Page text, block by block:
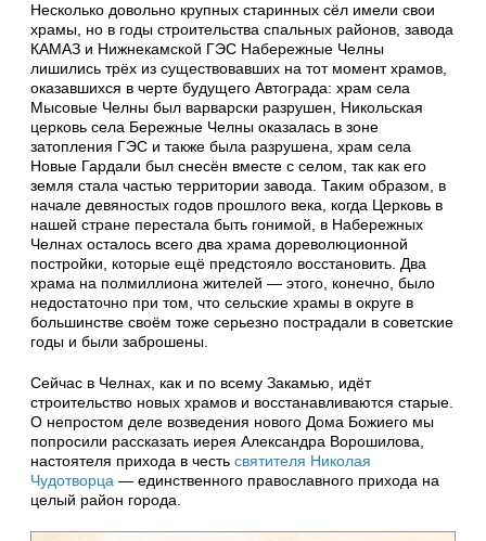
Несколько довольно крупных старинных сёл имели свои
храмы, но в годы строительства спальных районов, завода
КАМАЗ и Нижнекамской ГЭС Набережные Челны
лишились трёх из существовавших на тот момент храмов,
оказавшихся в черте будущего Автограда: храм села
Мысовые Челны был варварски разрушен, Никольская
церковь села Бережные Челны оказалась в зоне
затопления ГЭС и также была разрушена, храм села
Новые Гардали был снесён вместе с селом, так как его
земля стала частью территории завода. Таким образом, в
начале девяностых годов прошлого века, когда Церковь в
нашей стране перестала быть гонимой, в Набережных
Челнах осталось всего два храма дореволюционной
постройки, которые ещё предстояло восстановить. Два
храма на полмиллиона жителей — этого, конечно, было
недостаточно при том, что сельские храмы в округе в
большинстве своём тоже серьезно пострадали в советские
годы и были заброшены.
Сейчас в Челнах, как и по всему Закамью, идёт
строительство новых храмов и восстанавливаются старые.
О непростом деле возведения нового Дома Божиего мы
попросили рассказать иерея Александра Ворошилова,
настоятеля прихода в честь святителя Николая
Чудотворца — единственного православного прихода на
целый район города.